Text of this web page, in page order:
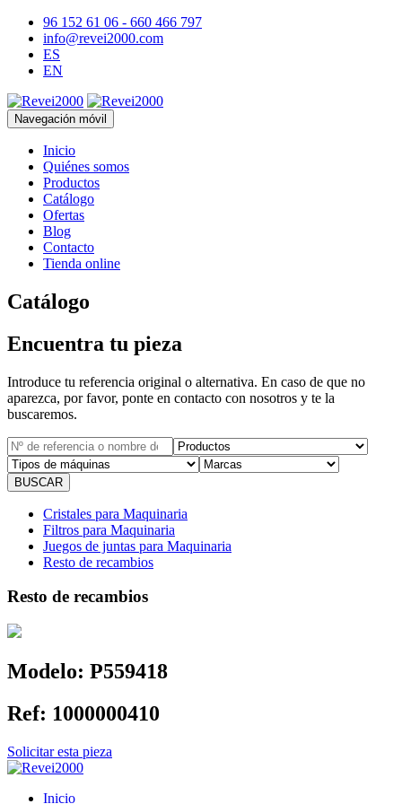
96 152 61 06 - 660 466 797
info@revei2000.com
ES
EN
Navegación móvil
Inicio
Quiénes somos
Productos
Catálogo
Ofertas
Blog
Contacto
Tienda online
Catálogo
Encuentra tu pieza
Introduce tu referencia original o alternativa. En caso de que no
aparezca, por favor, ponte en contacto con nosotros y te la
buscaremos.
Cristales para Maquinaria
Filtros para Maquinaria
Juegos de juntas para Maquinaria
Resto de recambios
Resto de recambios
Modelo: P559418
Ref: 1000000410
Solicitar esta pieza
Inicio